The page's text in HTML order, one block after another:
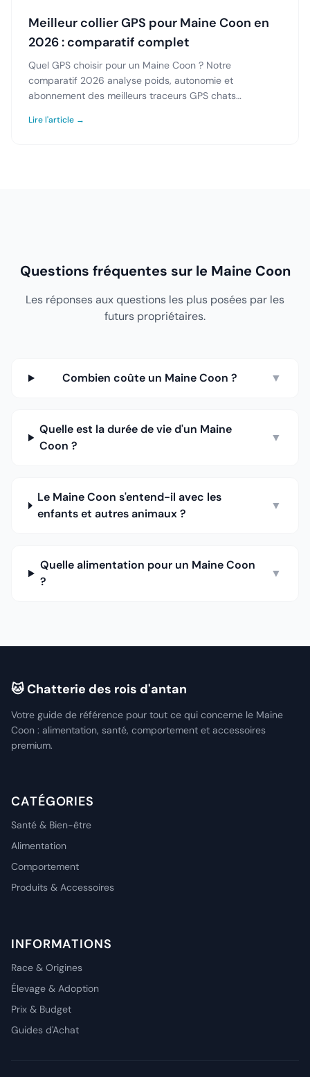
Meilleur collier GPS pour Maine Coon en
2026 : comparatif complet
Quel GPS choisir pour un Maine Coon ? Notre
comparatif 2026 analyse poids, autonomie et
abonnement des meilleurs traceurs GPS chats
Lire l'article →
Questions fréquentes sur le Maine Coon
Les réponses aux questions les plus posées par les
futurs propriétaires.
Combien coûte un Maine Coon ? ▼
Quelle est la durée de vie d'un Maine
Coon ?
▼
Le Maine Coon s'entend-il avec les
enfants et autres animaux ?
▼
Quelle alimentation pour un Maine Coon
?
▼
🐱 Chatterie des rois d'antan
Votre guide de référence pour tout ce qui concerne le Maine
Coon : alimentation, santé, comportement et accessoires
premium.
CATÉGORIES
Santé & Bien-être
Alimentation
Comportement
Produits & Accessoires
INFORMATIONS
Race & Origines
Élevage & Adoption
Prix & Budget
Guides d'Achat